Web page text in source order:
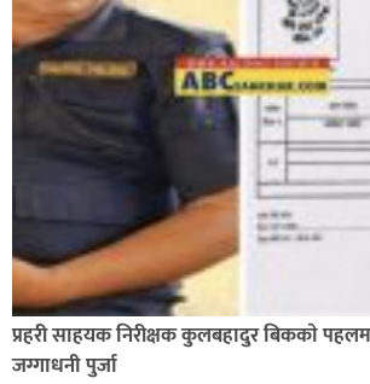
भिक्षा मागेर कारमा घुम्ने बाबाहरूलाई दाङ
फर्कने सर्तमा रिहा,
रौतहटमा १२ हजार लिटर पेट्रोल बोकेको
आगलागी सडक अबरुद्ध,
प्रहरी साहयक निरीक्षक कुलबहादुर बिककाे
जग्गाधनी पुर्जा